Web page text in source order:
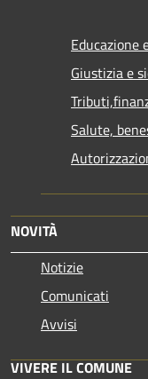
Educazione
Giustizia e
Salute,
NOVITÀ
Notizie
Comunicati
Avvisi
VIVERE IL COMUNE